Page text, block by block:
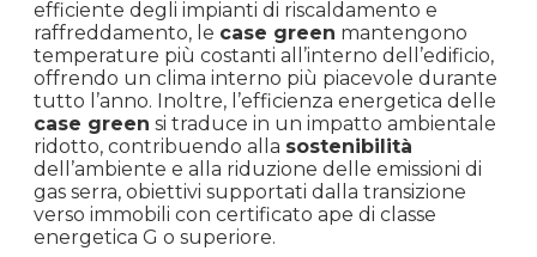
Le case con un’alta efficienza energetica,
conosciute anche come “case green”, offrono
una serie di benefici oltre la semplice
certificazione energetica. Queste case riducono
il consumo energetico e le spese di gestione per
gli acquirenti, offrendo un maggiore comfort e
una minore impronta ambientale.
Vantaggi delle case ad alta
efficienza energetica per